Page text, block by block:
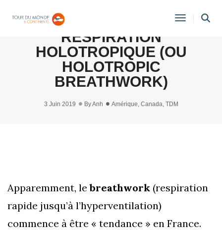
Toggle
[EXPÉRIENCE & AVIS] LA
RESPIRATION
HOLOTROPIQUE (OU
HOLOTROPIC
BREATHWORK)
3 Juin 2019 ByAnh Amérique, Canada, TDM
Apparemment, lebreathwork (respiration
rapide jusqu’à l’hyperventilation)
commence à être « tendance » en France.